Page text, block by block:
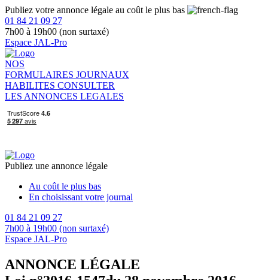
Publiez votre annonce légale au coût le plus bas
01 84 21 09 27
7h00 à 19h00 (non surtaxé)
Espace JAL-Pro
NOS
FORMULAIRES JOURNAUX
HABILITES CONSULTER
LES ANNONCES LEGALES
Publiez une annonce légale
Au coût le plus bas
En choisissant votre journal
01 84 21 09 27
7h00 à 19h00 (non surtaxé)
Espace JAL-Pro
ANNONCE LÉGALE